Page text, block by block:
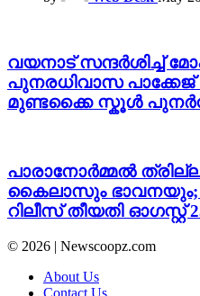
വയനാട് സന്ദർശിച്ച്
പുനരധിവാസ പാക്കേജ്
മുണ്ടക്കൈ സ്കൂൾ
പാരാനോർമ്മൽ
കൈലാസും ഭാവനയും;
റിലീസ് തീയതി ഓഗസ്റ്റ്
© 2026 | Newscoopz.com
About Us
Contact Us